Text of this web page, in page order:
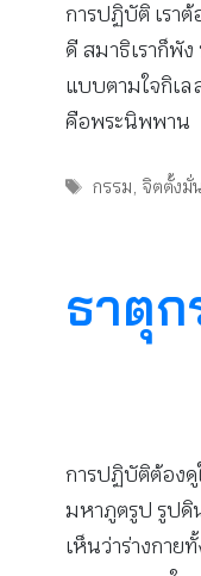
การปฏิบัติ เรา
ดี สมาธิเราก็พั
แบบตามใจกิเล
คือพระนิพพาน
Tags
กรรม, จิตตั้งมั่
ธาตุก
การปฏิบัติต้องดู
มหาภูตรูป รูปดิน
เห็นว่าร่างกาย